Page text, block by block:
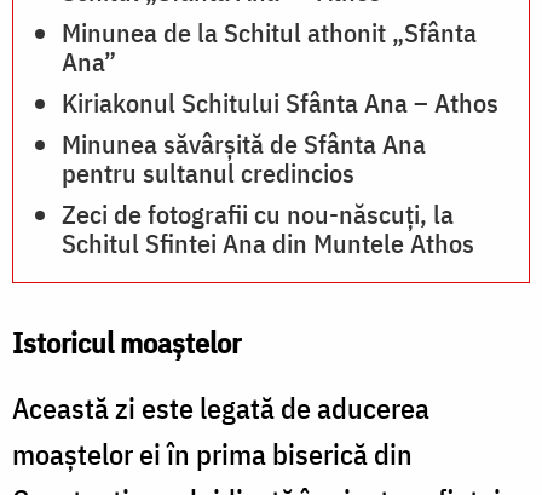
Minunea de la Schitul athonit „Sfânta
Ana”
Kiriakonul Schitului Sfânta Ana – Athos
Minunea săvârșită de Sfânta Ana
pentru sultanul credincios
Zeci de fotografii cu nou-născuți, la
Schitul Sfintei Ana din Muntele Athos
Istoricul moaştelor
Această zi este legată de aducerea
moaștelor ei în prima biserică din